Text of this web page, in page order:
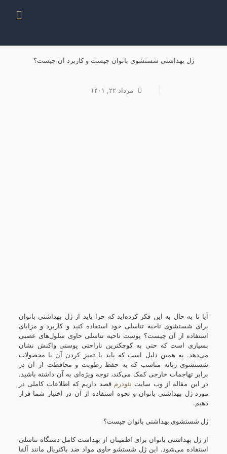
ژل بهداشتی شستشوی بانوان چیست و کاربرد آن چیست؟
مرداد ۲۲, ۱۴۰۱
آیا تا به حال به این فکر کرده‌اید که چرا باید از ژل بهداشتی بانوان
برای شستشوی ناحیه تناسلی خود استفاده کنید و کاربرد و مزایای
استفاده از آن چیست؟ پوست ناحیه تناسلی حاوی سلول‌های عصبی
بسیاری است که حتی به کوچکترین ناراحتی پوستی واکنش نشان
می‌دهد. به همین دلیل است که باید با تمیز کردن آن با محصولات
شستشوی زنانه مناسب که به حفظ رطوبت و محافظت از آن در
برابر تهاجمات خارجی کمک می‌کند، توجه ویژه‌ای به آن داشته باشید.
در این مقاله از وب سایت نئودرم قصد داریم که اطلاعات کاملی در
مورد ژل بهداشتی بانوان و نحوه استفاده از آن در اختیار شما قرار
دهیم.
ژل شستشوی بهداشتی بانوان چیست؟
از ژل بهداشتی بانوان برای اطمینان از بهداشت کامل دستگاه تناسلی
استفاده می‌شود. این ژل شستشو حاوی مواد ضد باکتریال مانند آلفا